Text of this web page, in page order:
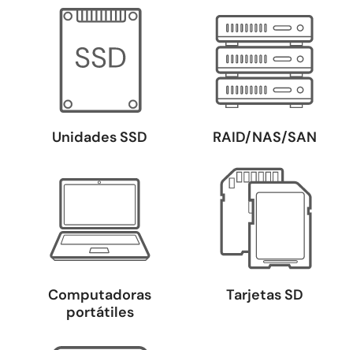
Unidades SSD RAID/NAS/SAN
Computadoras
portátiles
Tarjetas SD